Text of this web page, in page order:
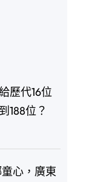
歷代16位
188位？
心，廣東